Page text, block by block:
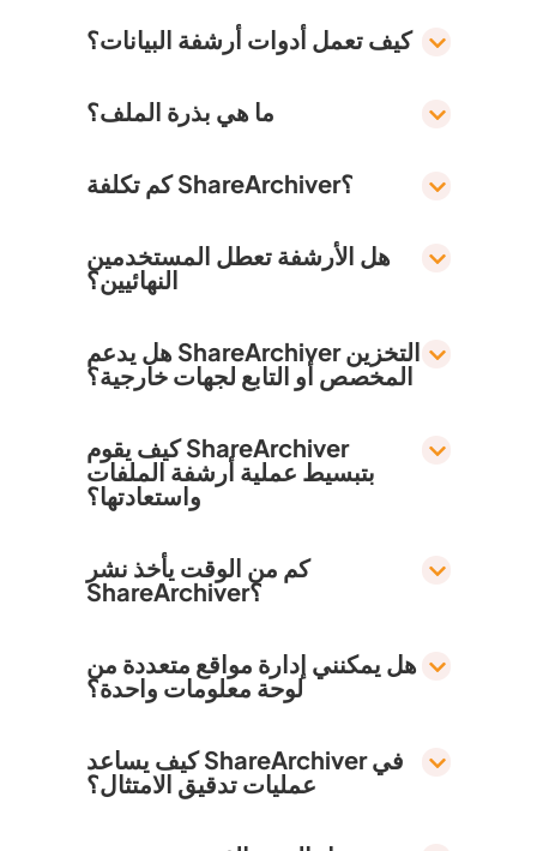
كيف تعمل أدوات أرشفة البيانات؟
ما هي بذرة الملف؟
كم تكلفة ShareArchiver؟
هل الأرشفة تعطل المستخدمين
النهائيين؟
هل يدعم ShareArchiver التخزين
المخصص أو التابع لجهات خارجية؟
كيف يقوم ShareArchiver
بتبسيط عملية أرشفة الملفات
واستعادتها؟
كم من الوقت يأخذ نشر
ShareArchiver؟
هل يمكنني إدارة مواقع متعددة من
لوحة معلومات واحدة؟
كيف يساعد ShareArchiver في
عمليات تدقيق الامتثال؟